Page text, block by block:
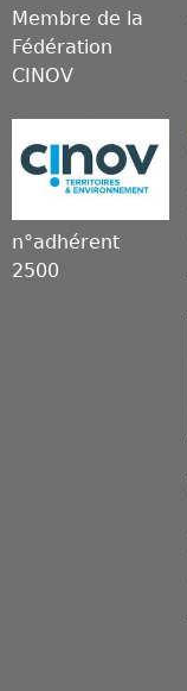
Membre de la
Fédération
CINOV
n°adhérent
2500